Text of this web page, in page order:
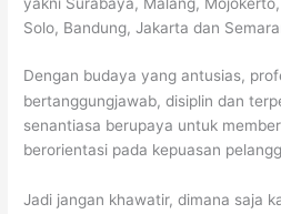
Solo, Bandung, Jakarta dan
Dengan budaya yang antusias,
bertanggungjawab, disiplin dan
senantiasa berupaya untuk
berorientasi pada kepuasan
Jadi jangan khawatir, dimana saja